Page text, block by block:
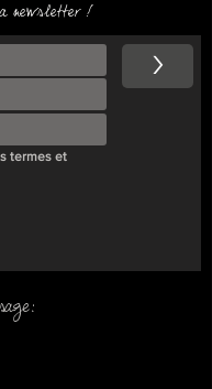
newsletter !
termes et
>